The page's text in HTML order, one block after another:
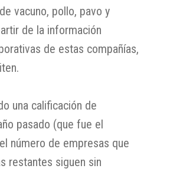
vacuno, pollo, pavo y
de la información
de estas compañías,
una calificación de
pasado (que fue el
número de empresas que
restantes siguen sin